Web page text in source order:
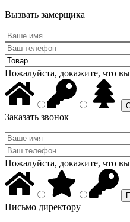
Вызвать замерщика
Пожалуйста, докажите, что
Заказать звонок
Пожалуйста, докажите, что
Письмо директору